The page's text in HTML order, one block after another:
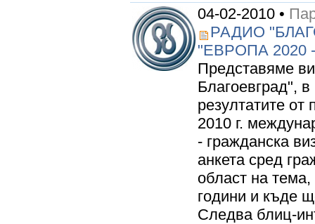
04-02-2010 •
РАДИО
"ЕВРОПА
Представяме
Благоевград",
резултатите от
2010 г.
- гражданска
анкета сред
област на
години и къде
Следва блиц-